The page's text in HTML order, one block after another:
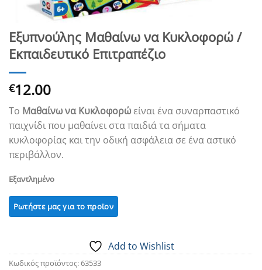
Εξυπνούλης Μαθαίνω να Kυκλοφορώ /
Εκπαιδευτικό Επιτραπέζιο
€12.00
Το Μαθαίνω να Κυκλοφορώείναι ένα συναρπαστικό
παιχνίδι που μαθαίνει στα παιδιά τα σήματα
κυκλοφορίας και την οδική ασφάλεια σε ένα αστικό
περιβάλλον.
Εξαντλημένο
Add to Wishlist
Κωδικός προϊόντος:63533